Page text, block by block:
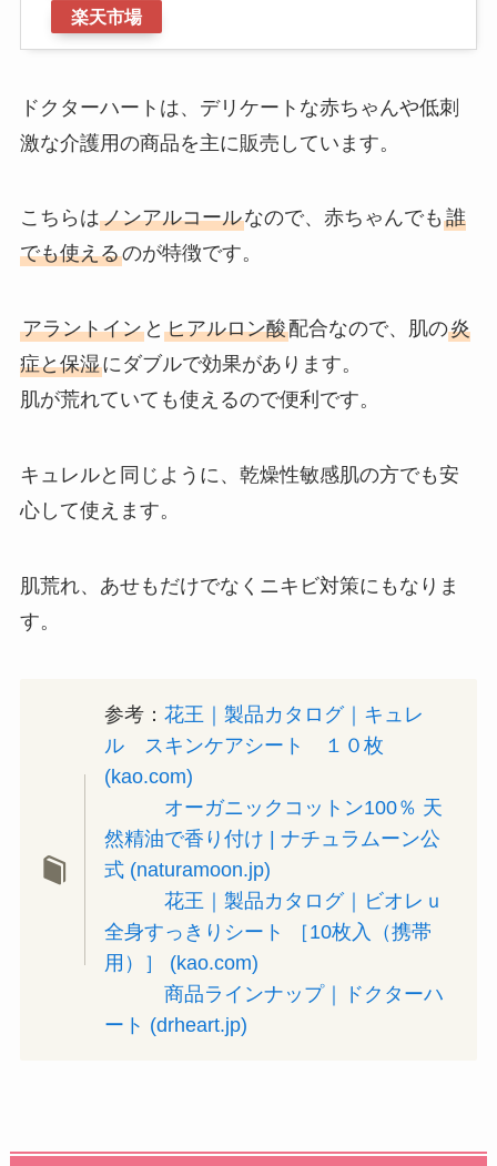
楽天市場
ドクターハートは、デリケートな赤ちゃんや低刺
激な介護用の商品を主に販売しています。
こちらはノンアルコールなので、赤ちゃんでも 誰
でも使えるのが特徴です。
アラントインと ヒアルロン酸配合なので、肌の炎
症と保湿にダブルで効果があります。
肌が荒れていても使えるので便利です。
キュレルと同じように、乾燥性敏感肌の方でも安
心して使えます。
肌荒れ、あせもだけでなくニキビ対策にもなりま
す。
参考：花王｜製品カタログ｜キュレ
ル スキンケアシート １０枚
(kao.com)
オーガニックコットン100％ 天
然精油で香り付け | ナチュラムーン公
式 (naturamoon.jp)
花王｜製品カタログ｜ビオレｕ
全身すっきりシート ［10枚入（携帯
用）］ (kao.com)
商品ラインナップ｜ドクターハ
ート (drheart.jp)